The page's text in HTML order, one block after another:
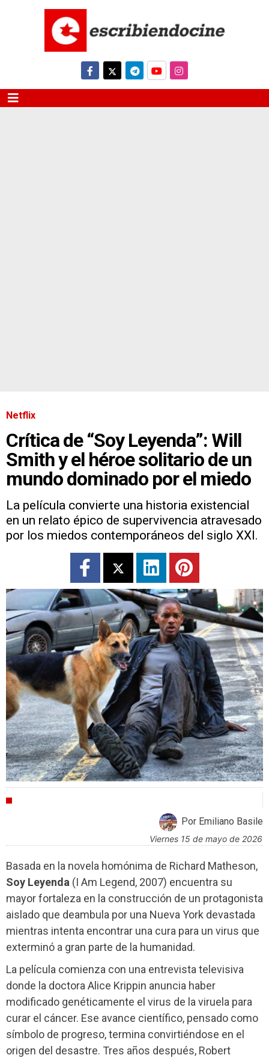
Netflix
Crítica de “Soy Leyenda”: Will
Smith y el héroe solitario de un
mundo dominado por el miedo
La película convierte una historia existencial
en un relato épico de supervivencia atravesado
por los miedos contemporáneos del siglo XXI.
Por Emiliano Basile
viernes 15 de mayo de 2026
Basada en la novela homónima de Richard Matheson,
Soy Leyenda (I Am Legend, 2007) encuentra su
mayor fortaleza en la construcción de un protagonista
aislado que deambula por una Nueva York devastada
mientras intenta encontrar una cura para un virus que
exterminó a gran parte de la humanidad.
La película comienza con una entrevista televisiva
donde la doctora Alice Krippin anuncia haber
modificado genéticamente el virus de la viruela para
curar el cáncer. Ese avance científico, pensado como
símbolo de progreso, termina convirtiéndose en el
origen del desastre. Tres años después, Robert